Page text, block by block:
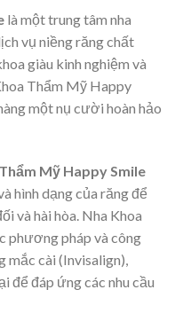
là một trung tâm nha
vụ niềng răng chất
giàu kinh nghiệm và
Thẩm Mỹ Happy
một nụ cười hoàn hảo
Mỹ Happy Smile
hình dạng của răng để
và hài hòa. Nha Khoa
phương pháp và công
mắc cài (Invisalign),
để đáp ứng các nhu cầu